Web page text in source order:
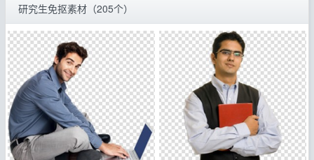
研究生免抠素材（205个）